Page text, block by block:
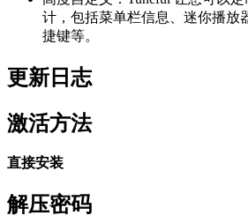
计，包括菜单栏信息、迷你播放
捷键等。
更新日志
激活方法
直接安装
解压密码